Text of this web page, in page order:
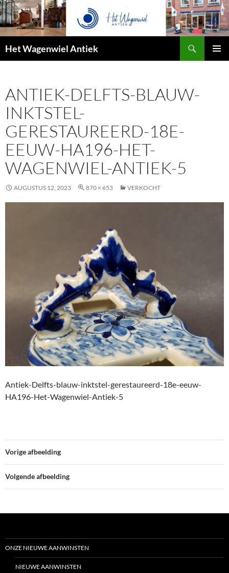
Het Wagenwiel Antiek
ANTIEK-DELFTS-BLAUW-
INKTSTEL-
GERESTAUREERD-18E-
EEUW-HA196-HET-
WAGENWIEL-ANTIEK-5
AUGUSTUS 12, 2023 870 × 653 VERKOCHT
Antiek-Delfts-blauw-inktstel-gerestaureerd-18e-eeuw-
HA196-Het-Wagenwiel-Antiek-5
Vorige afbeelding
Volgende afbeelding
ONZE NIEUWE AANWINSTEN
NIEUWE AANWINSTEN